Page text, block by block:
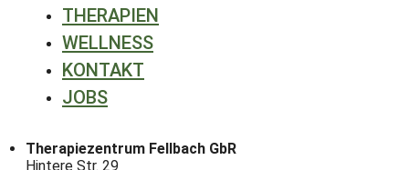
THERAPIEN
WELLNESS
KONTAKT
JOBS
Therapiezentrum Fellbach GbR
Hintere Str. 29